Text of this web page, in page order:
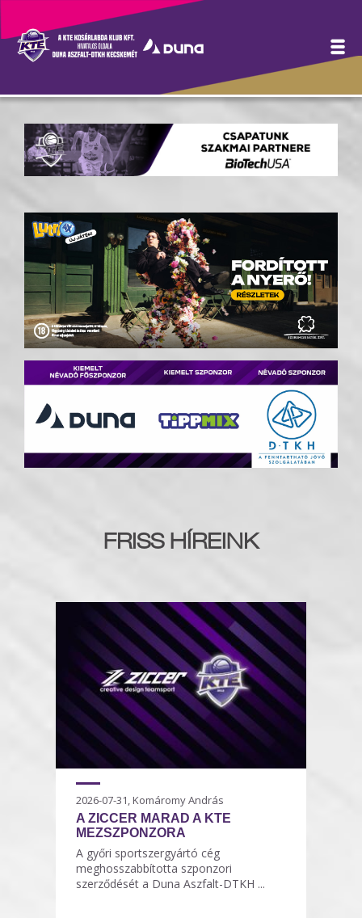
FRISS HÍREINK
2026-07-31, Komáromy András
A ZICCER MARAD A KTE
MEZSZPONZORA
A győri sportszergyártó cég
meghosszabbította szponzori
szerződését a Duna Aszfalt-DTKH ...